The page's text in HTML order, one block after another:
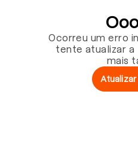
Ocorreu um erro
tente atualizar a
mais